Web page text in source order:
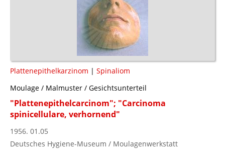
Plattenepithelkarzinom | Spinaliom
Moulage / Malmuster / Gesichtsunterteil
"Plattenepithelcarcinom"; "Carcinoma
spinicellulare, verhornend"
1956. 01.05
Deutsches Hygiene-Museum / Moulagenwerkstatt